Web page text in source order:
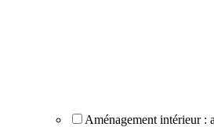
Aménagement intérieur :